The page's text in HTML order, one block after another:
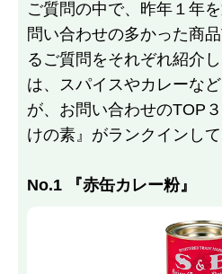
ご質問の中で、昨年１年
問い合わせの多かった商
るご質問をそれぞれ紹介
は、スパイスやカレーな
が、お問い合わせのTOP
けの素』がランクインして
No.1 『赤缶カレー粉』